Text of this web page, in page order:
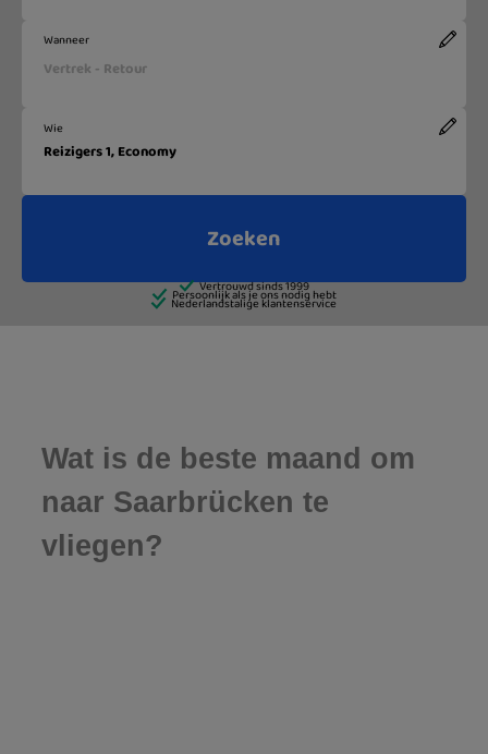
Wat is de beste maand om
naar Saarbrücken te
vliegen?